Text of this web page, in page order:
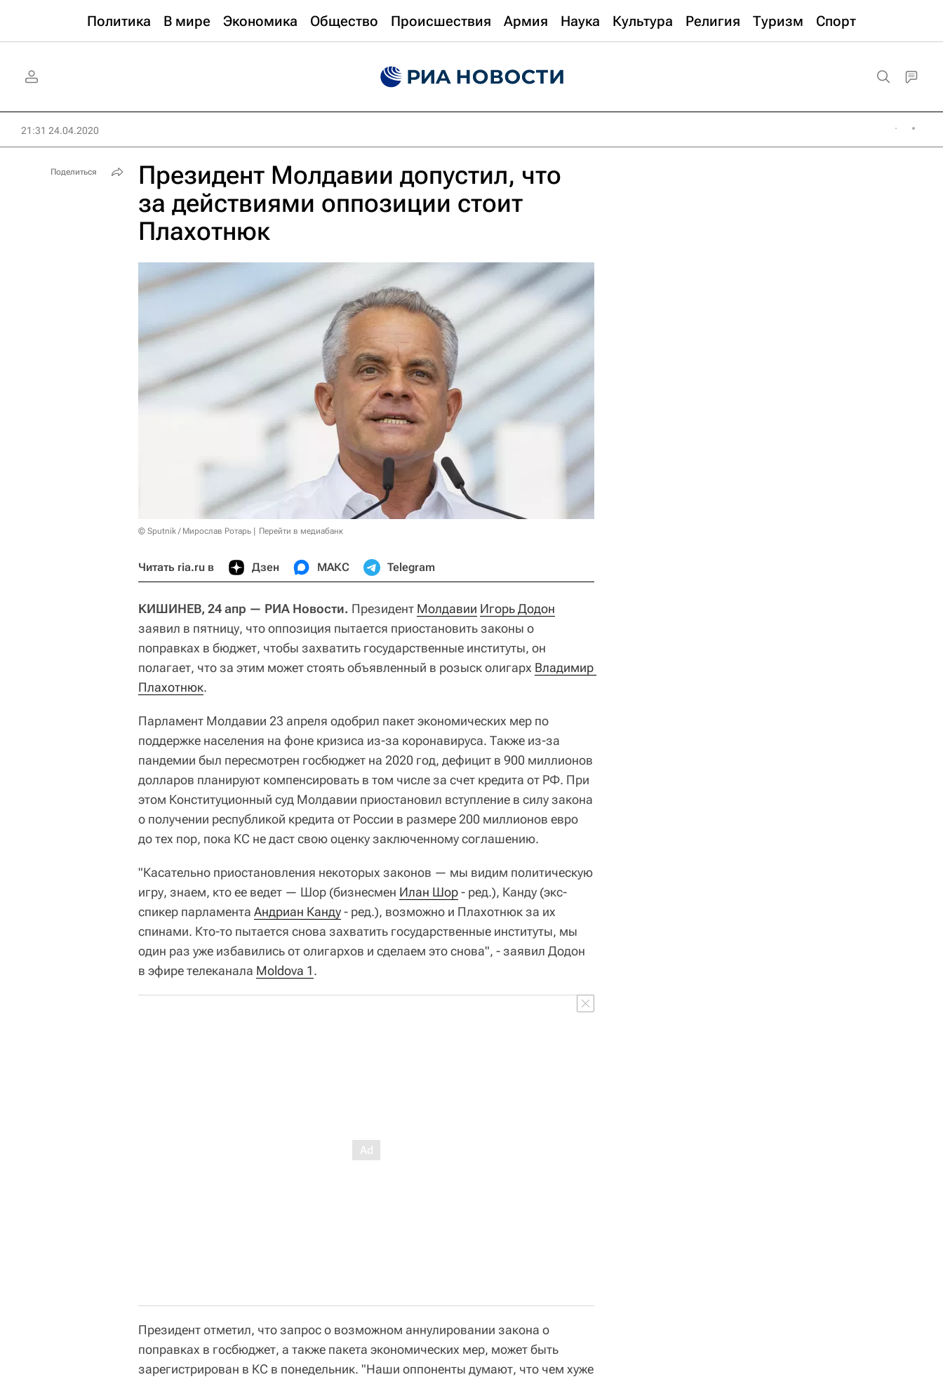
Политика В мире Экономика Общество Происшествия Армия Наука Культура Религия Туризм Спорт
21:31 24.04.2020
Президент Молдавии допустил, что
за действиями оппозиции стоит
Плахотнюк
© Sputnik / Мирослав Ротарь Перейти в медиабанк
Читать ria.ru в Дзен МАКС Telegram
КИШИНЕВ, 24 апр — РИА Новости. Президент Молдавии Игорь Додон
заявил в пятницу, что оппозиция пытается приостановить законы о
поправках в бюджет, чтобы захватить государственные институты, он
полагает, что за этим может стоять объявленный в розыск олигарх Владимир
Плахотнюк.
Парламент Молдавии 23 апреля одобрил пакет экономических мер по
поддержке населения на фоне кризиса из-за коронавируса. Также из-за
пандемии был пересмотрен госбюджет на 2020 год, дефицит в 900 миллионов
долларов планируют компенсировать в том числе за счет кредита от РФ. При
этом Конституционный суд Молдавии приостановил вступление в силу закона
о получении республикой кредита от России в размере 200 миллионов евро
до тех пор, пока КС не даст свою оценку заключенному соглашению.
"Касательно приостановления некоторых законов — мы видим политическую
игру, знаем, кто ее ведет — Шор (бизнесмен Илан Шор- ред.), Канду (экс-
спикер парламента Андриан Канду- ред.), возможно и Плахотнюк за их
спинами. Кто-то пытается снова захватить государственные институты, мы
один раз уже избавились от олигархов и сделаем это снова", - заявил Додон
в эфире телеканала Moldova 1.
Президент отметил, что запрос о возможном аннулировании закона о
поправках в госбюджет, а также пакета экономических мер, может быть
зарегистрирован в КС в понедельник. "Наши оппоненты думают, что чем хуже
Поделиться